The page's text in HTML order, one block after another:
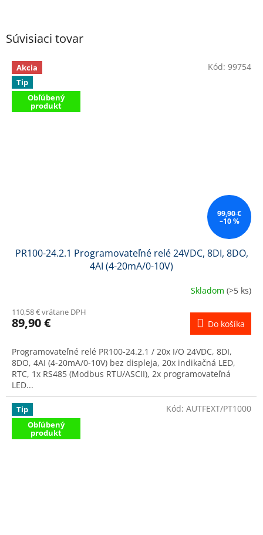
Súvisiaci tovar
Akcia
Tip
Obľúbený
produkt
99,90 €
–10 %
PR100-24.2.1 Programovateľné relé 24VDC, 8DI, 8DO,
4AI (4-20mA/0-10V)
Skladom (>5 ks)
110,58 € vrátane DPH
89,90 € Do košíka
Programovateľné relé PR100-24.2.1 / 20x I/O 24VDC, 8DI,
8DO, 4AI (4-20mA/0-10V) bez displeja, 20x indikačná LED,
RTC, 1x RS485 (Modbus RTU/ASCII), 2x programovateľná
LED...
Kód: 99754
Tip
Obľúbený
produkt
Kód: AUTFEXT/PT1000